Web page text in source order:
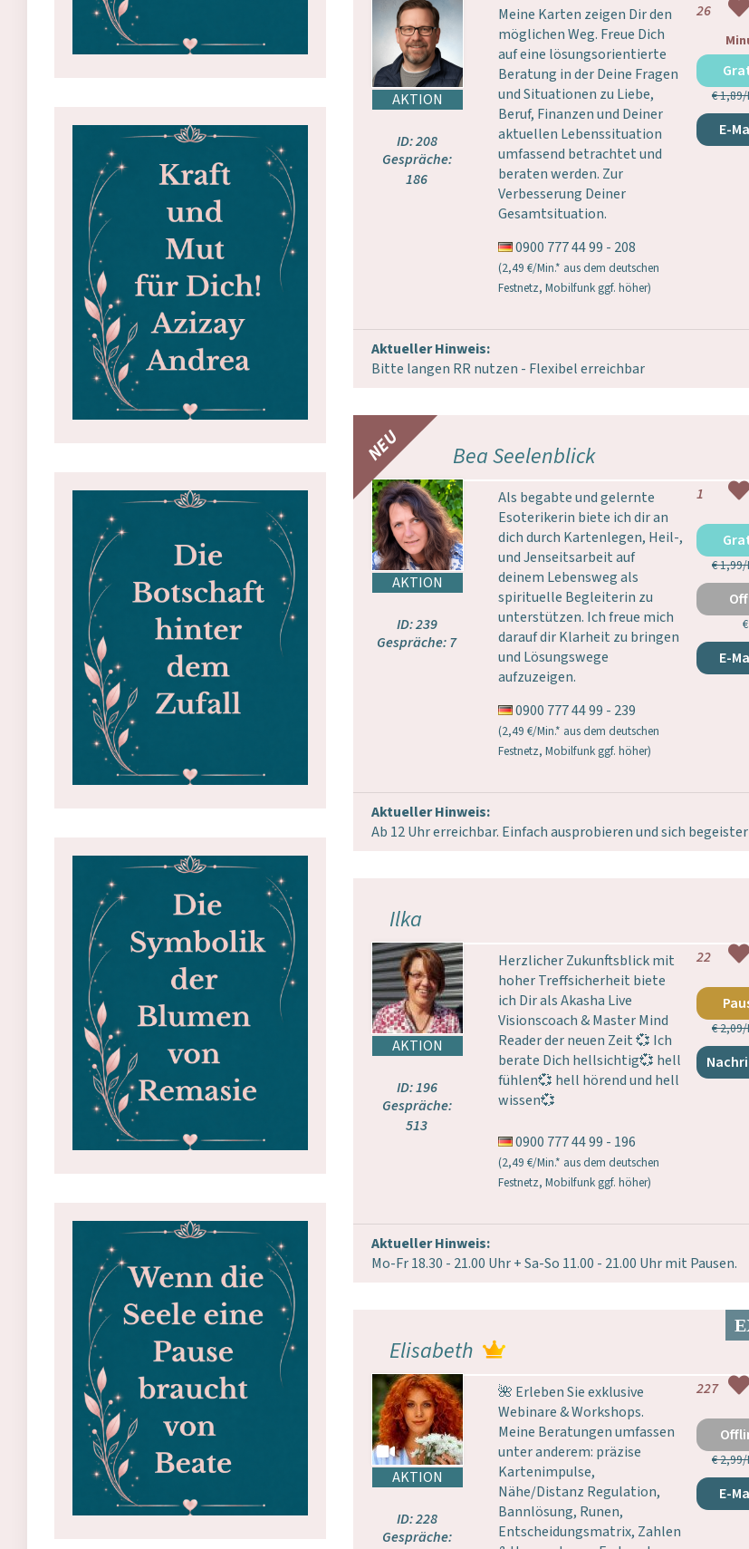
ID: 208
Gespräche:
186
Meine Karten zeigen Dir den
möglichen Weg. Freue Dich
auf eine lösungsorientierte
Beratung in der Deine Fragen
und Situationen zu Liebe,
Beruf, Finanzen und Deiner
aktuellen Lebenssituation
umfassend betrachtet und
beraten werden. Zur
Verbesserung Deiner
Gesamtsituation.
26
€
E-
Aktueller Hinweis:
Bitte langen RR nutzen - Flexibel erreichbar
0900 777 44 99 - 208
(2,49 €/Min.* aus dem deutschen
Festnetz, Mobilfunk ggf. höher)
Bea Seelenblick
ID: 239
Gespräche: 7
Als begabte und gelernte
Esoterikerin biete ich dir an
dich durch Kartenlegen, Heil-,
und Jenseitsarbeit auf
deinem Lebensweg als
spirituelle Begleiterin zu
unterstützen. Ich freue mich
darauf dir Klarheit zu bringen
und Lösungswege
aufzuzeigen.
1
€
E-
Aktueller Hinweis:
Ab 12 Uhr erreichbar. Einfach ausprobieren und sich
0900 777 44 99 - 239
(2,49 €/Min.* aus dem deutschen
Festnetz, Mobilfunk ggf. höher)
Ilka
ID: 196
Gespräche:
513
Herzlicher Zukunftsblick mit
hoher Treffsicherheit biete
ich Dir als Akasha Live
Visionscoach & Master Mind
Reader der neuen Zeit 💞 Ich
berate Dich hellsichtig💞 hell
fühlen💞 hell hörend und hell
wissen💞
22
€
Aktueller Hinweis:
Mo-Fr 18.30 - 21.00 Uhr + Sa-So 11.00 - 21.00 Uhr mit Pausen.
0900 777 44 99 - 196
(2,49 €/Min.* aus dem deutschen
Festnetz, Mobilfunk ggf. höher)
Elisabeth
ID: 228
Gespräche:
🌺 Erleben Sie exklusive
Webinare & Workshops.
Meine Beratungen umfassen
unter anderem: präzise
Kartenimpulse,
Nähe/Distanz Regulation,
Bannlösung, Runen,
Entscheidungsmatrix, Zahlen
227
€
E-